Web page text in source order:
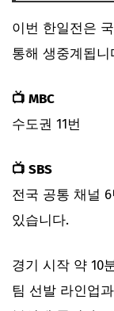
이번 한일전은
통해 생중계됩니
📺 MBC
수도권 11번
📺 SBS
전국 공통 채널
있습니다.
경기 시작 약 10
팀 선발 라인업